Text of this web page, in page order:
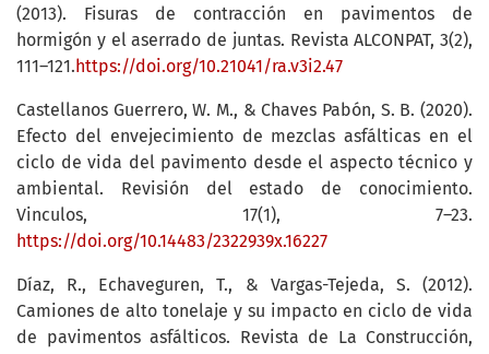
(2013). Fisuras de contracción en pavimentos de
hormigón y el aserrado de juntas. Revista ALCONPAT, 3(2),
111–121. https://doi.org/10.21041/ra.v3i2.47
Castellanos Guerrero, W. M., & Chaves Pabón, S. B. (2020).
Efecto del envejecimiento de mezclas asfálticas en el
ciclo de vida del pavimento desde el aspecto técnico y
ambiental. Revisión del estado de conocimiento.
Vinculos, 17(1), 7–23.
https://doi.org/10.14483/2322939x.16227
Díaz, R., Echaveguren, T., & Vargas-Tejeda, S. (2012).
Camiones de alto tonelaje y su impacto en ciclo de vida
de pavimentos asfálticos. Revista de La Construcción,